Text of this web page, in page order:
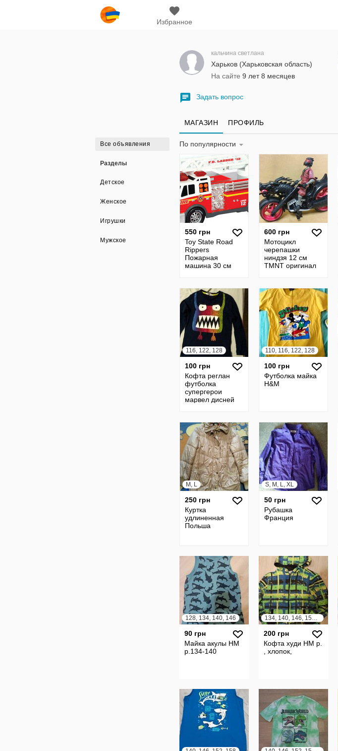
Избранное
кальчина светлана
Харьков (Харьковская область)
На сайте 9 лет 8 месяцев
Задать вопрос
МАГАЗИН ПРОФИЛЬ
По популярности
Все объявления
Разделы
Детское
Женское
Игрушки
Мужское
550 грн
Toy State Road
Rippers
Пожарная
машина 30 см
600 грн
Мотоцикл
черепашки
ниндзя 12 см
TMNT оригинал
116, 122, 128
100 грн
Кофта реглан
футболка
супергерои
марвел дисней
110, 116, 122, 128
100 грн
Футболка майка
H&M
M, L
250 грн
Куртка
удлиненная
Польша
S, M, L, XL
50 грн
Рубашка
Франция
128, 134, 140, 146
90 грн
Майка акулы HM
р.134-140
200 грн
Кофта худи HM р.
, хлопок,